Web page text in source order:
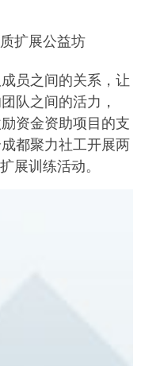
扩展公益坊
员之间的关系，让
队之间的活力，
资金资助项目的支
都聚力社工开展两
展训练活动。